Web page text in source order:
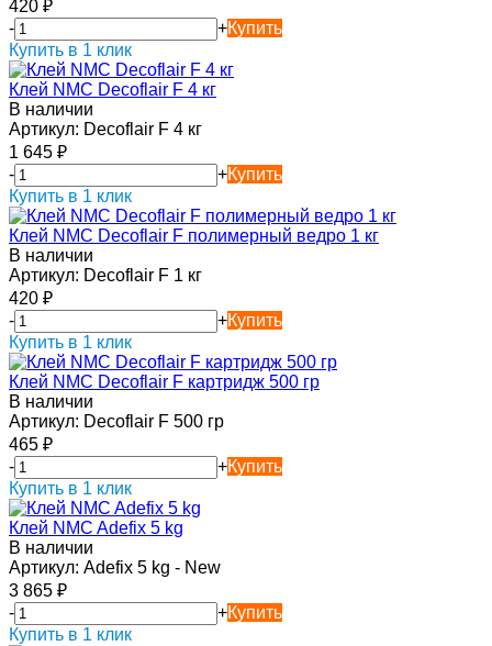
420 ₽
-
+Купить
Купить в 1 клик
Клей NMC Decoflair F 4 кг
В наличии
Артикул: Decoflair F 4 кг
1 645 ₽
-
+Купить
Купить в 1 клик
Клей NMC Decoflair F полимерный ведро 1 кг
В наличии
Артикул: Decoflair F 1 кг
420 ₽
-
+Купить
Купить в 1 клик
Клей NMC Decoflair F картридж 500 гр
В наличии
Артикул: Decoflair F 500 гр
465 ₽
-
+Купить
Купить в 1 клик
Клей NMC Adefix 5 kg
В наличии
Артикул: Adefix 5 kg - New
3 865 ₽
-
+Купить
Купить в 1 клик